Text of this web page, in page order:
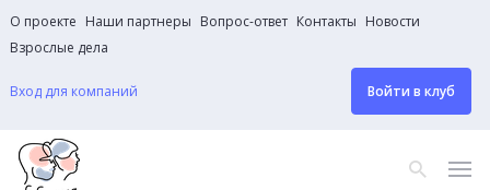
О проекте Наши партнеры Вопрос-ответ Контакты Новости
Взрослые дела
Вход для компаний Войти в клуб